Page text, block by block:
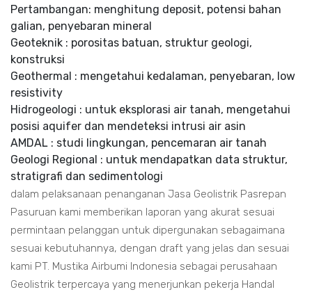
Pertambangan: menghitung deposit, potensi bahan
galian, penyebaran mineral
Geoteknik : porositas batuan, struktur geologi,
konstruksi
Geothermal : mengetahui kedalaman, penyebaran, low
resistivity
Hidrogeologi : untuk eksplorasi air tanah, mengetahui
posisi aquifer dan mendeteksi intrusi air asin
AMDAL : studi lingkungan, pencemaran air tanah
Geologi Regional : untuk mendapatkan data struktur,
stratigrafi dan sedimentologi
dalam pelaksanaan penanganan Jasa Geolistrik Pasrepan
Pasuruan kami memberikan laporan yang akurat sesuai
permintaan pelanggan untuk dipergunakan sebagaimana
sesuai kebutuhannya, dengan draft yang jelas dan sesuai
kami PT. Mustika Airbumi Indonesia sebagai perusahaan
Geolistrik terpercaya yang menerjunkan pekerja Handal